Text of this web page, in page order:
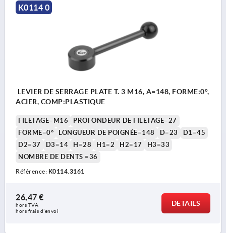
K0114 0
LEVIER DE SERRAGE PLATE T. 3 M16, A=148, FORME:0°,
ACIER, COMP:PLASTIQUE
FILETAGE=M16
PROFONDEUR DE FILETAGE=27
FORME=0°
LONGUEUR DE POIGNÉE=148 D=23
D1=45
D2=37
D3=14 H=28 H1=2 H2=17
H3=33
NOMBRE DE DENTS =36
Référence: K0114.3161
26,47 €
hors TVA
hors frais d’envoi
DÉTAILS